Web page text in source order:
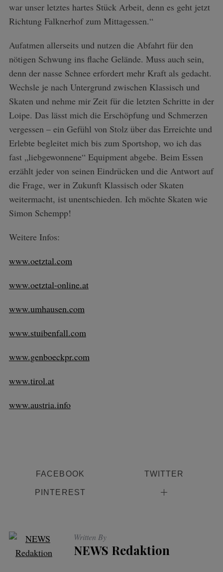
war unser letztes hartes Stück Arbeit, denn es geht jetzt
Richtung Falknerhof zum Mittagessen.“
Aufatmen allerseits und nutzen die Abfahrt für den
nötigen Schwung ins flache Gelände. Muss auch sein,
denn der nasse Schnee erfordert mehr Kraft als gedacht.
Wechsle je nach Untergrund zwischen Klassisch und
Skaten und nehme mir Zeit für die letzten Schritte in der
Loipe. Das lässt mich die Erschöpfung und Schmerzen
vergessen – ein Gefühl von Stolz über das Erreichte und
Erlebte begleitet mich bis zum Sportshop, wo ich das
fast „liebgewonnene“ Equipment abgebe. Beim Essen
erzählt jeder von seinen Eindrücken und die Antwort auf
die Frage, wer in Zukunft Klassisch oder Skaten
weitermacht, ist unentschieden. Ich möchte Skaten wie
Simon Schempp!
Weitere Infos:
www.oetztal.com
www.oetztal-online.at
www.umhausen.com
www.stuibenfall.com
www.genboeckpr.com
www.tirol.at
www.austria.info
FACEBOOK TWITTER
PINTEREST
Written By
NEWS Redaktion